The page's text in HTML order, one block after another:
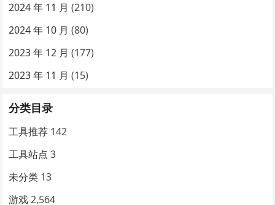
2024 年 11 月 (210)
2024 年 10 月 (80)
2023 年 12 月 (177)
2023 年 11 月 (15)
分类目录
工具推荐 142
工具站点 3
未分类 13
游戏 2,564